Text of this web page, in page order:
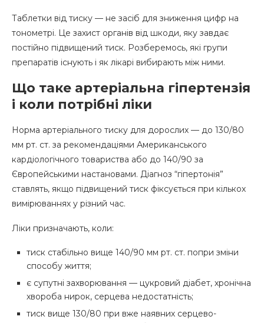
Таблетки від тиску — не засіб для зниження цифр на
тонометрі. Це захист органів від шкоди, яку завдає
постійно підвищений тиск. Розберемось, які групи
препаратів існують і як лікарі вибирають між ними.
Що таке артеріальна гіпертензія
і коли потрібні ліки
Норма артеріального тиску для дорослих — до 130/80
мм рт. ст. за рекомендаціями Американського
кардіологічного товариства або до 140/90 за
Європейськими настановами. Діагноз “гіпертонія”
ставлять, якщо підвищений тиск фіксується при кількох
вимірюваннях у різний час.
Ліки призначають, коли:
тиск стабільно вище 140/90 мм рт. ст. попри зміни
способу життя;
є супутні захворювання — цукровий діабет, хронічна
хвороба нирок, серцева недостатність;
тиск вище 130/80 при вже наявних серцево-